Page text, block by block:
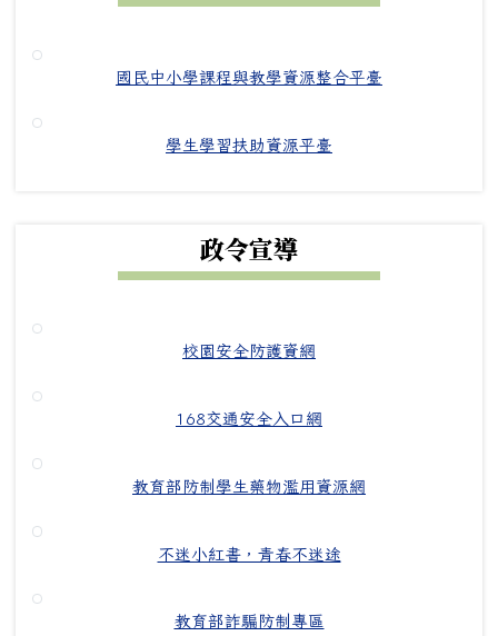
國民中小學課程與教學資源整合平臺
學生學習扶助資源平臺
政令宣導
校園安全防護資網
168交通安全入口網
教育部防制學生藥物濫用資源網
不迷小紅書，青春不迷途
教育部詐騙防制專區